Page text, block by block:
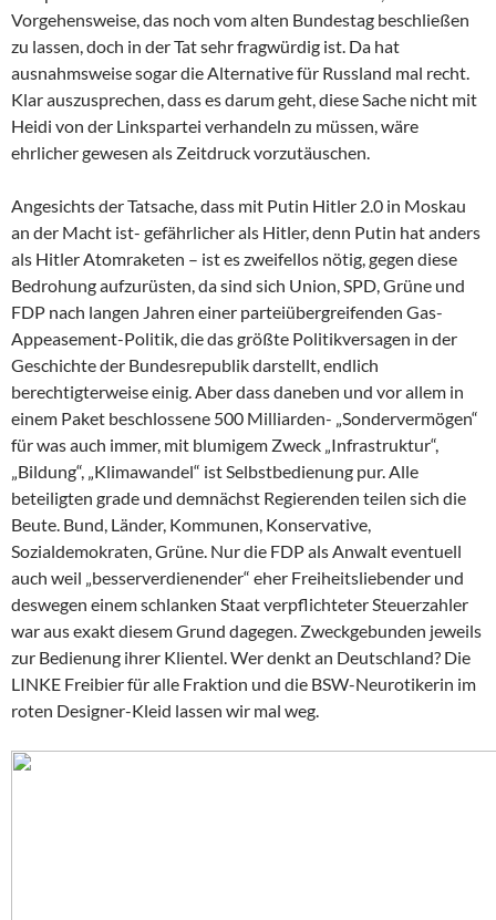
Vorgehensweise, das noch vom alten Bundestag beschließen
zu lassen, doch in der Tat sehr fragwürdig ist. Da hat
ausnahmsweise sogar die Alternative für Russland mal recht.
Klar auszusprechen, dass es darum geht, diese Sache nicht mit
Heidi von der Linkspartei verhandeln zu müssen, wäre
ehrlicher gewesen als Zeitdruck vorzutäuschen.
Angesichts der Tatsache, dass mit Putin Hitler 2.0 in Moskau
an der Macht ist- gefährlicher als Hitler, denn Putin hat anders
als Hitler Atomraketen – ist es zweifellos nötig, gegen diese
Bedrohung aufzurüsten, da sind sich Union, SPD, Grüne und
FDP nach langen Jahren einer parteiübergreifenden Gas-
Appeasement-Politik, die das größte Politikversagen in der
Geschichte der Bundesrepublik darstellt, endlich
berechtigterweise einig. Aber dass daneben und vor allem in
einem Paket beschlossene 500 Milliarden- „Sondervermögen“
für was auch immer, mit blumigem Zweck „Infrastruktur“,
„Bildung“, „Klimawandel“ ist Selbstbedienung pur. Alle
beteiligten grade und demnächst Regierenden teilen sich die
Beute. Bund, Länder, Kommunen, Konservative,
Sozialdemokraten, Grüne. Nur die FDP als Anwalt eventuell
auch weil „besserverdienender“ eher Freiheitsliebender und
deswegen einem schlanken Staat verpflichteter Steuerzahler
war aus exakt diesem Grund dagegen. Zweckgebunden jeweils
zur Bedienung ihrer Klientel. Wer denkt an Deutschland? Die
LINKE Freibier für alle Fraktion und die BSW-Neurotikerin im
roten Designer-Kleid lassen wir mal weg.